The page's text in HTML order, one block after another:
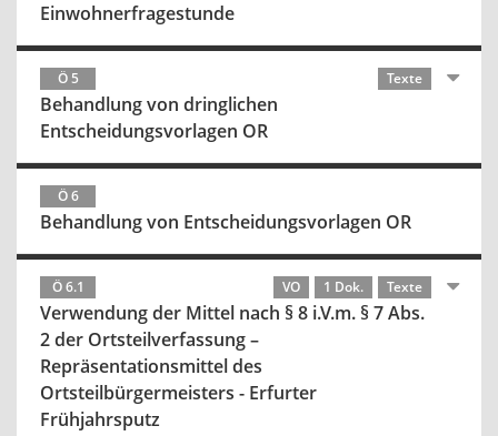
Einwohnerfragestunde
Ö 5 Texte
Behandlung von dringlichen
Entscheidungsvorlagen OR
Ö 6
Behandlung von Entscheidungsvorlagen OR
Ö 6.1 VO 1 Dok. Texte
Verwendung der Mittel nach § 8 i.V.m. § 7 Abs.
2 der Ortsteilverfassung –
Repräsentationsmittel des
Ortsteilbürgermeisters - Erfurter
Frühjahrsputz